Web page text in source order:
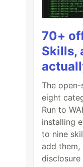
70+
Skills,
The
eight
Run to
installing
to nine
add them,